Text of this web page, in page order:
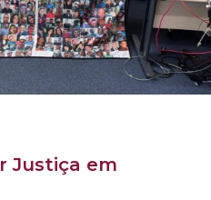
Justiça em